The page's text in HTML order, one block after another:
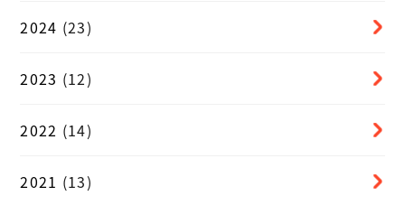
2024 (23)
2023 (12)
2022 (14)
2021 (13)